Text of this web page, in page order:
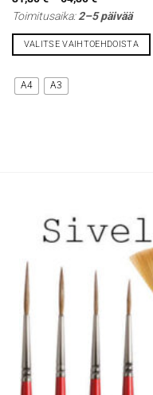
31,80 €
-
Toimitusaika:2–5 päivää
VALITSE VAIHTOEHDOISTA
tuotteella
on
A4 A3